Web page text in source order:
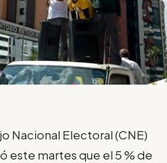
Nacional Electoral (CNE)
este martes que el 5 % de